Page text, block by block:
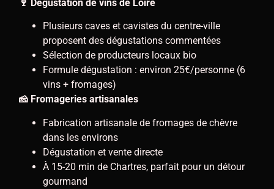
🍷 Dégustation de vins de Loire
Plusieurs caves et cavistes du centre-ville
proposent des dégustations commentées
Sélection de producteurs locaux bio
Formule dégustation : environ 25€/personne (6
vins + fromages)
🧀 Fromageries artisanales
Fabrication artisanale de fromages de chèvre
dans les environs
Dégustation et vente directe
À 15-20 min de Chartres, parfait pour un détour
gourmand